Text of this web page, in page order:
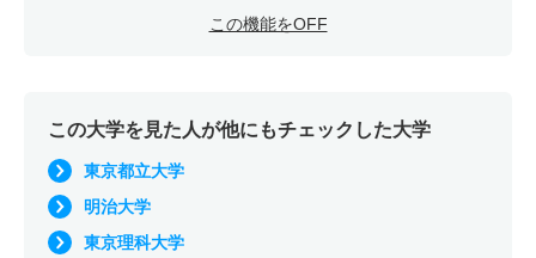
この機能をOFF
この大学を見た人が他にもチェックした大学
東京都立大学
明治大学
東京理科大学